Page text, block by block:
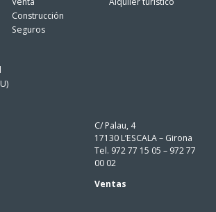
Construcción
Seguros
C/ Palau, 4
17130 L’ESCALA – Girona
Tel. 972 77 15 05 – 972 77
00 02
Ventas